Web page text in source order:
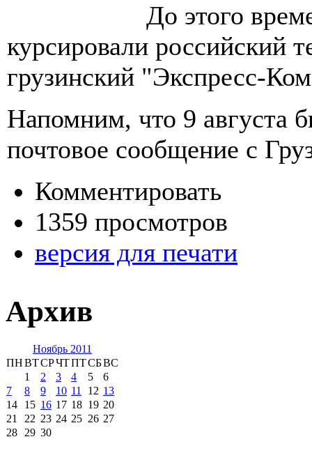
До этого
курсировали российский
грузинский "Экспресс-
Напомним, что 9 августа
почтовое сообщение с
Комментировать
1359 просмотров
версия для печати
Архив
Ноябрь 2011
ПНВТСРЧТПТСБВС
1
2 3 4 5
6
7
8 9 10 11 12 13
14
15 16 17 18 19 20
21
22 23 24 25 26 27
28
29 30